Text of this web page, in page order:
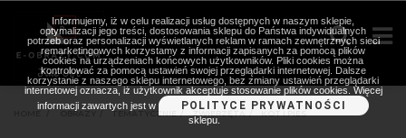
OBRAZY TEMATYCZNIE
Informujemy, iż w celu realizacji usług dostępnych w naszym sklepie,
optymalizacji jego treści, dostosowania sklepu do Państwa indywidualnych
potrzeb oraz personalizacji wyświetlanych reklam w ramach zewnętrznych sieci
remarketingowych korzystamy z informacji zapisanych za pomocą plików
cookies na urządzeniach końcowych użytkowników. Pliki cookies można
kontrolować za pomocą ustawień swojej przeglądarki internetowej. Dalsze
korzystanie z naszego sklepu internetowego, bez zmiany ustawień przeglądarki
internetowej oznacza, iż użytkownik akceptuje stosowanie plików cookies. Więcej
informacji zawartych jest w
POLITYCE PRYWATNOŚCI
sklepu.